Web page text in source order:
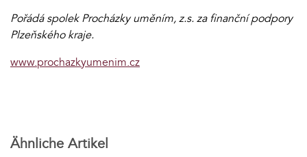
Pořádá spolek Procházky uměním, z.s. za finanční podpory
Plzeňského kraje.
www.prochazkyumenim.cz
Ähnliche Artikel